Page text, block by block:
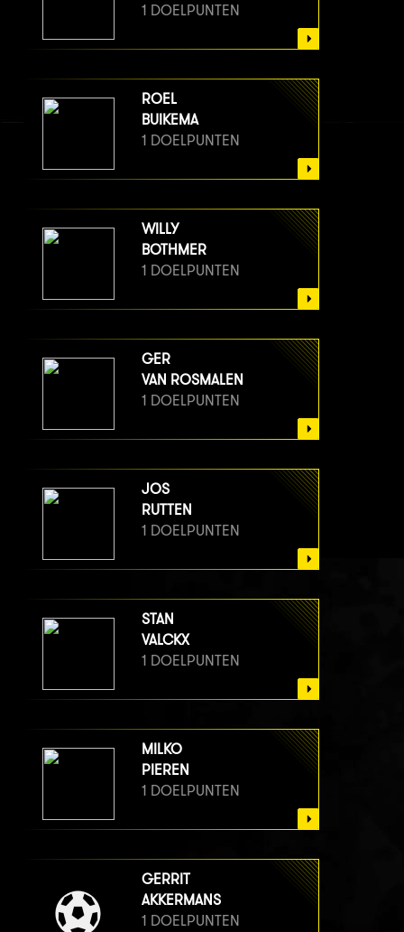
1 DOELPUNTEN
ROEL
BUIKEMA
1 DOELPUNTEN
WILLY
BOTHMER
1 DOELPUNTEN
GER
VAN ROSMALEN
1 DOELPUNTEN
JOS
RUTTEN
1 DOELPUNTEN
STAN
VALCKX
1 DOELPUNTEN
MILKO
PIEREN
1 DOELPUNTEN
GERRIT
AKKERMANS
1 DOELPUNTEN